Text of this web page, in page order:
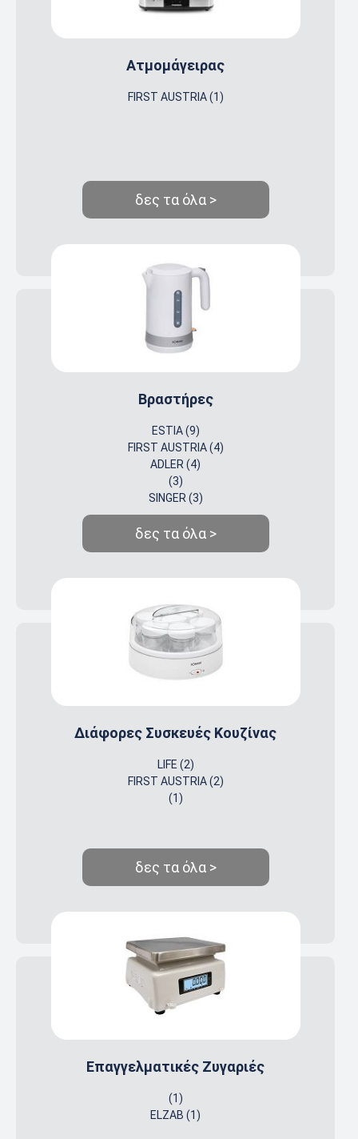
Ατμομάγειρας
FIRST AUSTRIA (1)
δες τα όλα >
Βραστήρες
ESTIA (9)
FIRST AUSTRIA (4)
ADLER (4)
(3)
SINGER (3)
δες τα όλα >
Διάφορες Συσκευές Κουζίνας
LIFE (2)
FIRST AUSTRIA (2)
(1)
δες τα όλα >
Επαγγελματικές Ζυγαριές
(1)
ELZAB (1)